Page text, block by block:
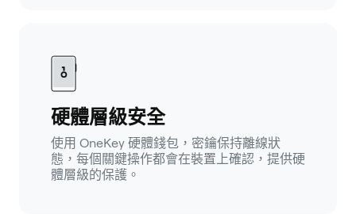
硬體層級安全
使用 OneKey 硬體錢包，密鑰保持離線狀
態，每個關鍵操作都會在裝置上確認，提供硬
體層級的保護。